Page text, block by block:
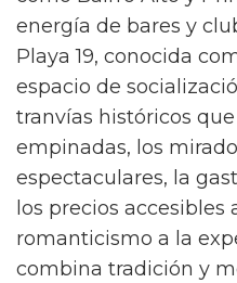
energía de bares y
Playa 19, conocida
espacio de
tranvías históricos
empinadas, los
espectaculares, la
los precios
romanticismo a la
combina tradición y